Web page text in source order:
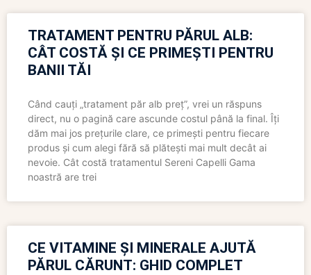
TRATAMENT PENTRU PĂRUL ALB:
CÂT COSTĂ ȘI CE PRIMEȘTI PENTRU
BANII TĂI
Când cauți „tratament păr alb preț”, vrei un răspuns
direct, nu o pagină care ascunde costul până la final. Îți
dăm mai jos prețurile clare, ce primești pentru fiecare
produs și cum alegi fără să plătești mai mult decât ai
nevoie. Cât costă tratamentul Sereni Capelli Gama
noastră are trei
CE VITAMINE ȘI MINERALE AJUTĂ
PĂRUL CĂRUNT: GHID COMPLET